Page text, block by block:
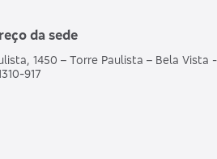
da sede
1450 – Torre Paulista – Bela Vista
917